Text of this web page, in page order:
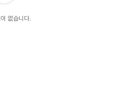
없습니다.